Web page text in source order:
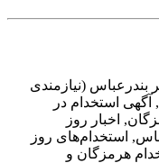
بندرعباس (نیازمندی
استخدام در
اخبار روز
استخدام‌های روز
هرمزگان و